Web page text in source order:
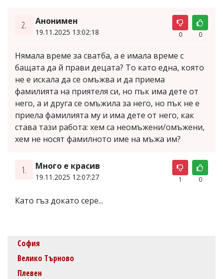
2. Анонимен
19.11.2025 13:02:18 0 0
Нямала време за сватба, а е имала време с
бащата да й прави децата? То като една, която
не е искала да се омъжва и да приема
фамилията на приятеля си, но пък има дете от
него, а и друга се омъжила за него, но пък не е
приела фамилията му и има дете от него, как
става тази работа: хем са неомъжени/омъжени,
хем не носят фамилното име на мъжа им?
1. Много е красив
19.11.2025 12:07:27 1 0
Като гъз докато сере...
София
Велико Търново
Плевен